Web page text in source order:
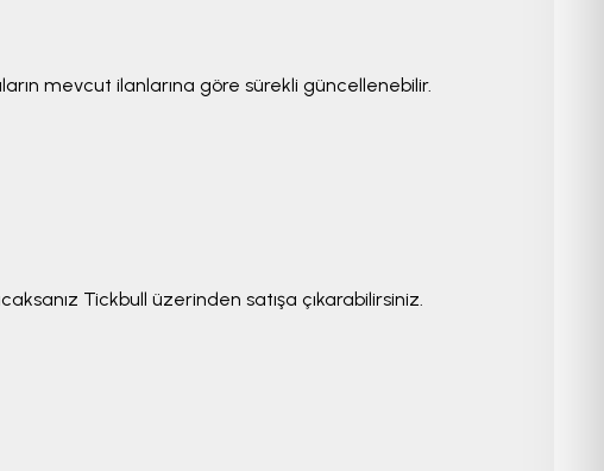
mevcut ilanlarına göre sürekli güncellenebilir.
Tickbull üzerinden satışa çıkarabilirsiniz.